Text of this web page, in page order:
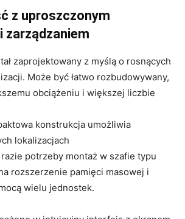
z uproszczonym
zarządzaniem
zaprojektowany z myślą o rosnących
Może być łatwo rozbudowywany,
obciążeniu i większej liczbie
konstrukcja umożliwia
lokalizacjach
potrzeby montaż w szafie typu
rozszerzenie pamięci masowej i
wielu jednostek.